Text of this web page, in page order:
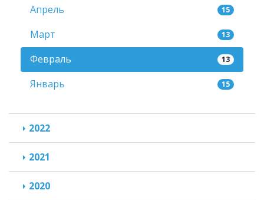
Апрель 15
Март 13
Февраль 13
Январь 15
2022
2021
2020